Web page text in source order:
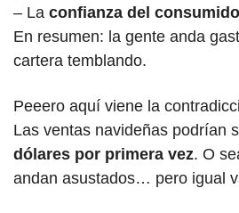
– La confianza del
En resumen: la gente anda
cartera temblando.
Peeero aquí viene la
Las ventas navideñas podrían
dólares por primera vez. O
andan asustados… pero igual